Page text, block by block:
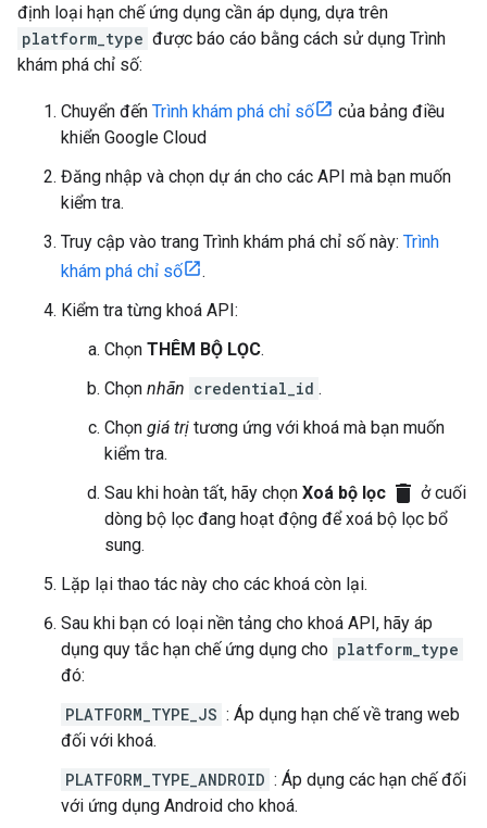
định loại hạn chế ứng dụng cần áp dụng, dựa trên
platform_type được báo cáo bằng cách sử dụng Trình
khám phá chỉ số:
Chuyển đến Trình khám phá chỉ số
của bảng điều
khiển Google Cloud
Đăng nhập và chọn dự án cho các API mà bạn muốn
kiểm tra.
Truy cập vào trang Trình khám phá chỉ số này: Trình
khám phá chỉ số
.
Kiểm tra từng khoá API:
Chọn THÊM BỘ LỌC.
Chọn nhãn credential_id .
Chọn giá trị tương ứng với khoá mà bạn muốn
kiểm tra.
Sau khi hoàn tất, hãy chọn Xoá bộ lọc delete ở cuối
dòng bộ lọc đang hoạt động để xoá bộ lọc bổ
sung.
Lặp lại thao tác này cho các khoá còn lại.
Sau khi bạn có loại nền tảng cho khoá API, hãy áp
dụng quy tắc hạn chế ứng dụng cho platform_type
đó:
PLATFORM_TYPE_JS : Áp dụng hạn chế về trang web
đối với khoá.
PLATFORM_TYPE_ANDROID : Áp dụng các hạn chế đối
với ứng dụng Android cho khoá.